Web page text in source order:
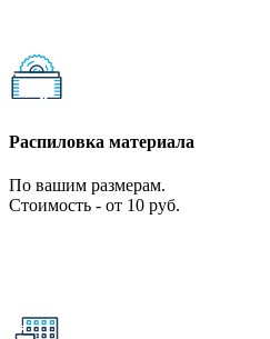
Распиловка материала
По вашим размерам.
Стоимость - от 10 руб.